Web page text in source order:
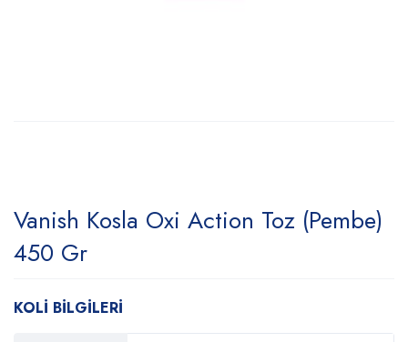
Vanish Kosla Oxi Action Toz (Pembe)
450 Gr
KOLİ BİLGİLERİ